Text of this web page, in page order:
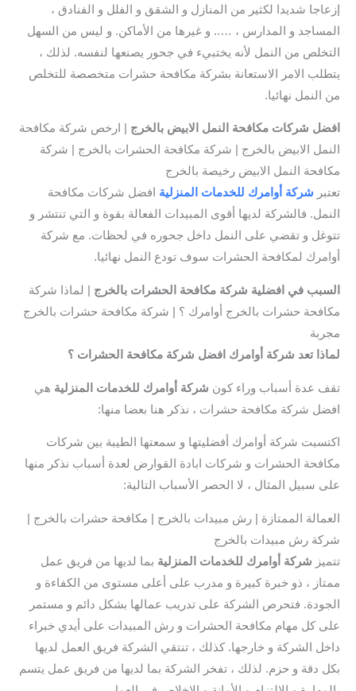
إزعاجا شديدا لكثير من المنازل و الشقق و الفلل و الفنادق ،
المساجد و المدارس ، ….. و غيرها من الأماكن. و ليس من السهل
التخلص من النمل لأنه يختبيء في جحور يصنعها لنفسه. لذلك ،
يتطلب الامر الاستعانة بشركة مكافحة حشرات متخصصة للتخلص
من النمل نهائيا.
افضل شركات مكافحة النمل الابيض بالخرج | ارخص شركة مكافحة
النمل الابيض بالخرج | شركة مكافحة الحشرات بالخرج | شركة
مكافحة النمل الابيض رخيصة بالخرج
تعتبر شركة أوامرك للخدمات المنزلية افضل شركات مكافحة
النمل. فالشركة لديها أقوى المبيدات الفعالة بقوة و التي تنتشر و
تتوغل و تقضي على النمل داخل جحوره في لحظات. مع شركة
أوامرك لمكافحة الحشرات سوف تودع النمل نهائيا.
السبب في افضلية شركة مكافحة الحشرات بالخرج | لماذا شركة
مكافحة حشرات بالخرج أوامرك ؟ | شركة مكافحة حشرات بالخرج
مجربة
لماذا تعد شركة أوامرك افضل شركة مكافحة الحشرات ؟
تقف عدة أسباب وراء كون شركة أوامرك للخدمات المنزلية هي
افضل شركة مكافحة حشرات ، نذكر هنا بعضا منها:
اكتسبت شركة أوامرك أفضليتها و سمعتها الطيبة بين شركات
مكافحة الحشرات و شركات ابادة القوارض لعدة أسباب نذكر منها
على سبيل المثال ، لا الحصر الأسباب التالية:
العمالة الممتازة | رش مبيدات بالخرج | مكافحة حشرات بالخرج |
شركة رش مبيدات بالخرج
تتميز شركة أوامرك للخدمات المنزلية بما لديها من فريق عمل
ممتاز ، ذو خبرة كبيرة و مدرب على أعلى مستوى من الكفاءة و
الجودة. فتحرص الشركة على تدريب عمالها بشكل دائم و مستمر
على كل مهام مكافحة الحشرات و رش المبيدات على أيدي خبراء
داخل الشركة و خارجها. كذلك ، تنتقي الشركة فريق العمل لديها
بكل دقة و حزم. لذلك ، تفخر الشركة بما لديها من فريق عمل يتسم